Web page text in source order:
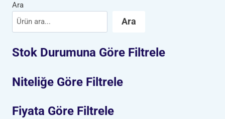
Ara
Ara
Stok Durumuna Göre Filtrele
Niteliğe Göre Filtrele
Fiyata Göre Filtrele